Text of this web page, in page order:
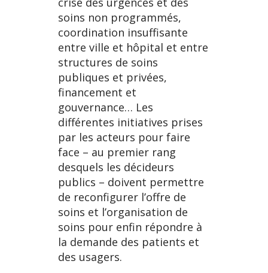
soins non programmés,
coordination insuffisante
entre ville et hôpital et entre
structures de soins
publiques et privées,
financement et
gouvernance… Les
différentes initiatives prises
par les acteurs pour faire
face – au premier rang
desquels les décideurs
publics – doivent permettre
de reconfigurer l’offre de
soins et l’organisation de
soins pour enfin répondre à
la demande des patients et
des usagers.